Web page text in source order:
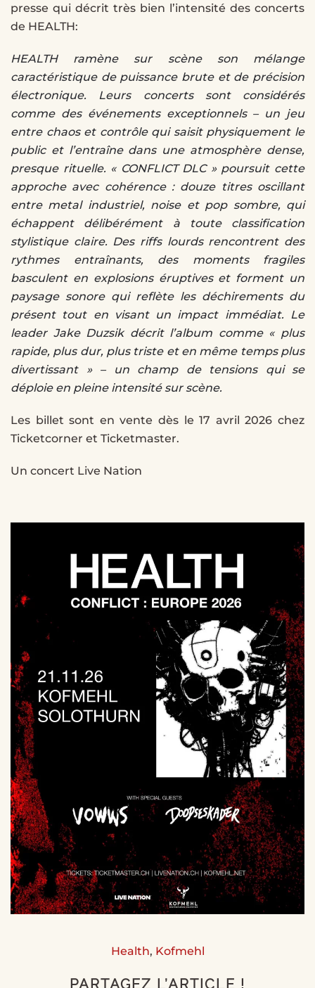
presse qui décrit très bien l’intensité des concerts
de HEALTH:
HEALTH ramène sur scène son mélange
caractéristique de puissance brute et de précision
électronique. Leurs concerts sont considérés
comme des événements exceptionnels – un jeu
entre chaos et contrôle qui saisit physiquement le
public et l’entraîne dans une atmosphère dense,
presque rituelle. « CONFLICT DLC » poursuit cette
approche avec cohérence : douze titres oscillant
entre metal industriel, noise et pop sombre, qui
échappent délibérément à toute classification
stylistique claire. Des riffs lourds rencontrent des
rythmes entraînants, des moments fragiles
basculent en explosions éruptives et forment un
paysage sonore qui reflète les déchirements du
présent tout en visant un impact immédiat. Le
leader Jake Duzsik décrit l’album comme « plus
rapide, plus dur, plus triste et en même temps plus
divertissant » – un champ de tensions qui se
déploie en pleine intensité sur scène.
Les billet sont en vente dès le 17 avril 2026 chez
Ticketcorner et Ticketmaster.
Un concert Live Nation
Health, Kofmehl